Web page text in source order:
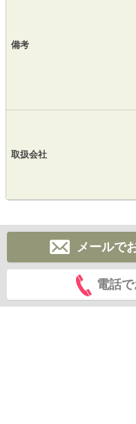
備考
取扱会社
メールで
電話